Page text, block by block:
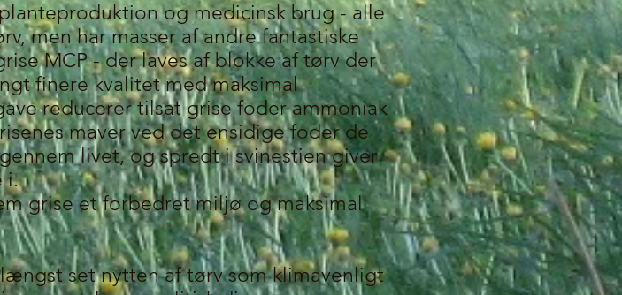
og medicinsk brug - alle
men har masser af andre fantastiske
MCP - der laves af blokke af tørv der
finere kvalitet med maksimal
reducerer tilsat grise foder ammoniak
maver ved det ensidige foder de
livet, og spredt i svinestien giver
i.
grise et forbedret miljø og maksimal
set nytten af tørv som klimavenligt